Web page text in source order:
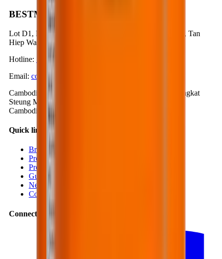
BESTMIX CORPORATION
Lot D1, D1 & N3 Road, Nam Tan Uyen Industrial Park, Tan
Hiep Ward, Ho Chi Minh City, Vietnam
Hotline:
1900-57-1234
Email: contact@bestmix.vn
Cambodia Office
No. 1K, Street 371, Phum Trea 4, Sangkat
Steung Mean Chey 3, Khan Mean Chey, Phnom Penh,
Cambodia
Quick links
Branches
Projects
Products
Guides
News
Contact
Connect with us